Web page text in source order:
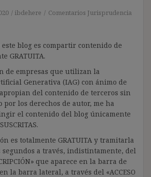
ibdehere Comentarios Jurisprudencia
blog es compartir contenido de
GRATUITA.
de empresas que utilizan la
Generativa (IAG) con ánimo de
del contenido de terceros sin
los derechos de autor, me ha
el contenido del blog únicamente
es totalmente GRATUITA y tramitarla
segundos a través, indistintamente, del
que aparece en la barra de
la barra lateral, a través del «ACCESO